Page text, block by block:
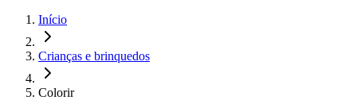
Início
Crianças e brinquedos
Colorir